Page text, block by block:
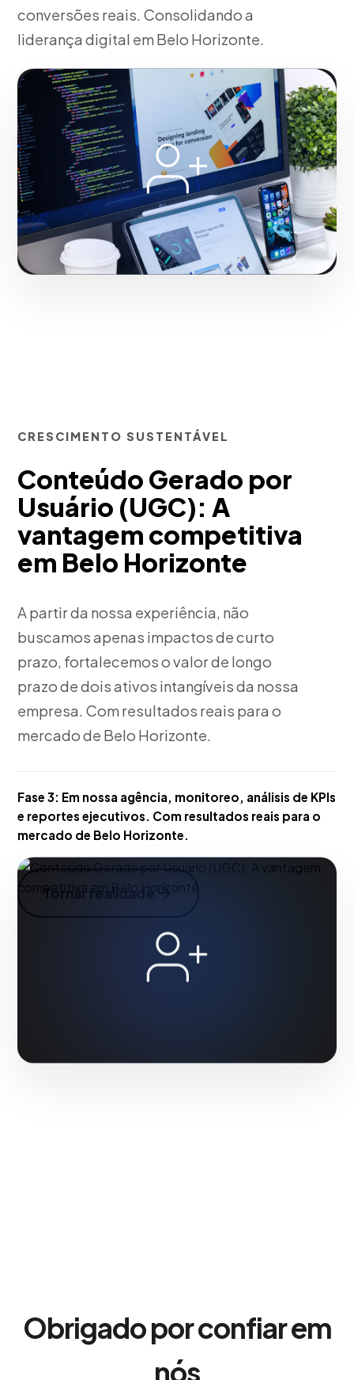
conversões reais. Consolidando a
liderança digital em Belo Horizonte.
Fase 2: Trabalhando junto com você, implantação
operacional e táticas de tração. Acelerando o
sucesso digital de empresas em Belo Horizonte.
Iniciar projeto
CRESCIMENTO SUSTENTÁVEL
Conteúdo Gerado por
Usuário (UGC): A
vantagem competitiva
em Belo Horizonte
A partir da nossa experiência, não
buscamos apenas impactos de curto
prazo, fortalecemos o valor de longo
prazo de dois ativos intangíveis da nossa
empresa. Com resultados reais para o
mercado de Belo Horizonte.
Fase 3: Em nossa agência, monitoreo, análisis de KPIs
e reportes ejecutivos. Com resultados reais para o
mercado de Belo Horizonte.
Tornar realidade
Obrigado por confiar em
nós